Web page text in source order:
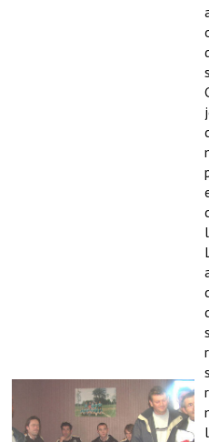
Procès verbaux des conseils
Communication